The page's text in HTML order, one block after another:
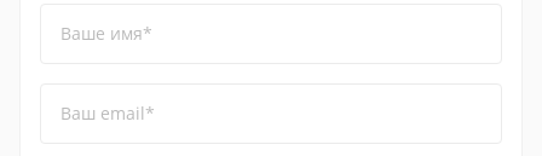
Ваше имя*
Ваш email*